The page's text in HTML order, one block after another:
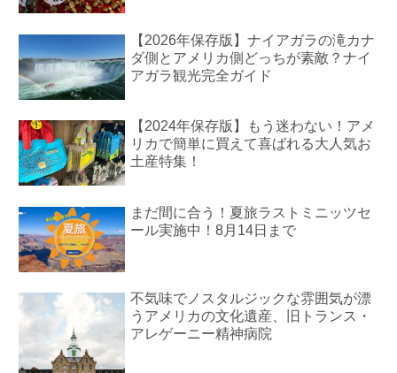
【2026年保存版】ナイアガラの滝カナ
ダ側とアメリカ側どっちが素敵？ナイ
アガラ観光完全ガイド
【2024年保存版】もう迷わない！アメ
リカで簡単に買えて喜ばれる大人気お
土産特集！
まだ間に合う！夏旅ラストミニッツセ
ール実施中！8月14日まで
不気味でノスタルジックな雰囲気が漂
うアメリカの文化遺産、旧トランス・
アレゲーニー精神病院